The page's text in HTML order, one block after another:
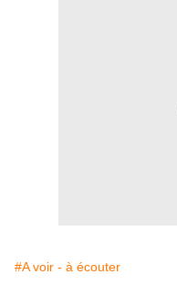
#A voir - à écouter